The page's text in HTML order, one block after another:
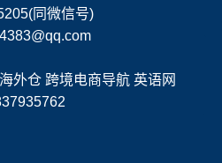
同微信号)
外仓 跨境电商导航 英语网